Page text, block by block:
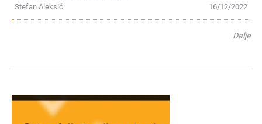
16/12/2022
Stefan Aleksić
Dalje